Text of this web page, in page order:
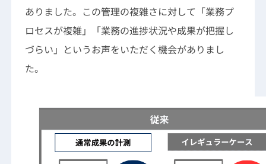
ありました。この管理の複雑さに対して「業務プ
ロセスが複雑」「業務の進捗状況や成果が把握し
づらい」というお声をいただく機会がありまし
た。